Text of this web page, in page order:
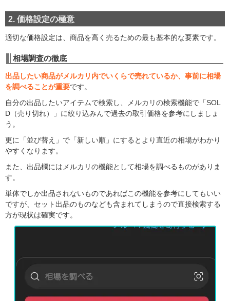
2. 価格設定の極意
適切な価格設定は、商品を高く売るための最も基本的な要素です。
相場調査の徹底
出品したい商品がメルカリ内でいくらで売れているか、事前に相場
を調べることが重要です。
自分の出品したいアイテムで検索し、メルカリの検索機能で「SOL
D（売り切れ）」に絞り込みんで過去の取引価格を参考にしましょ
う。
更に「並び替え」で「新しい順」にするとより直近の相場がわかり
やすくなります。
また、出品欄にはメルカリの機能として相場を調べるものがありま
す。
単体でしか出品されないものであればこの機能を参考にしてもいい
ですが、セット出品のものなども含まれてしまうので直接検索する
方が現状は確実です。